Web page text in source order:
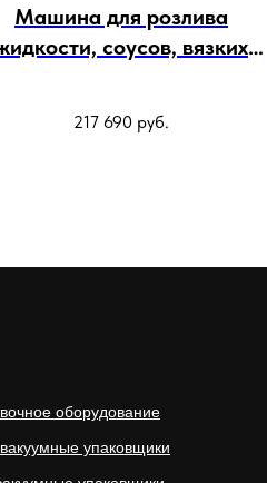
Машина для розлива
соусов, вязких
217 690 руб.
упаковщики
оборудование